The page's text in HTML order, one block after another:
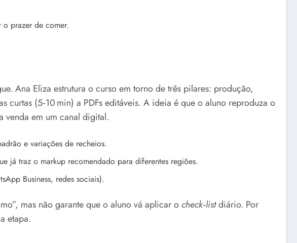
o prazer de comer.
Ana Eliza estrutura o curso em torno de três pilares: produção,
curtas (5‑10 min) a PDFs editáveis. A ideia é que o aluno reproduza o
venda em um canal digital.
e variações de recheios.
já traz o markup recomendado para diferentes regiões.
Business, redes sociais).
mas não garante que o aluno vá aplicar ocheck‑listdiário. Por
etapa.